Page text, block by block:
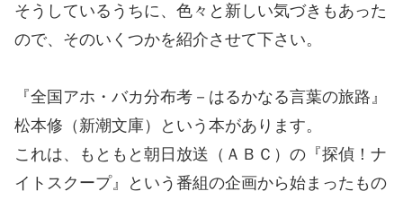
そうしているうちに、色々と新しい気づきもあった
ので、そのいくつかを紹介させて下さい。
『全国アホ・バカ分布考－はるかなる言葉の旅路』
松本修（新潮文庫）という本があります。
これは、もともと朝日放送（ＡＢＣ）の『探偵！ナ
イトスクープ』という番組の企画から始まったもの